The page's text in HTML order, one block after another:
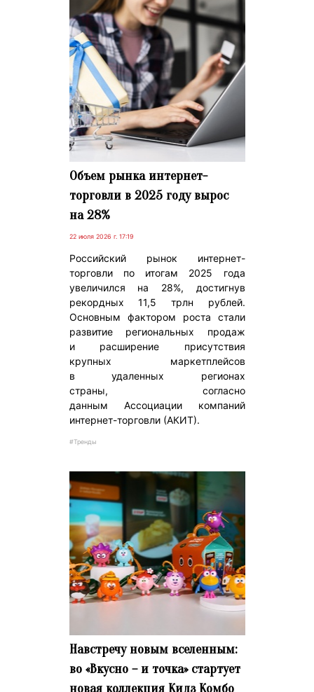
Объем рынка интернет-
торговли в 2025 году вырос
на 28%
22 июля 2026 г. 17:19
Российский рынок интернет-
торговли по итогам 2025 года
увеличился на 28%, достигнув
рекордных 11,5 трлн рублей.
Основным фактором роста стали
развитие региональных продаж
и расширение присутствия
крупных маркетплейсов
в удаленных регионах
страны, согласно
данным Ассоциации компаний
интернет-торговли (АКИТ).
#Тренды
Навстречу новым вселенным:
во «Вкусно – и точка» стартует
новая коллекция Кидз Комбо